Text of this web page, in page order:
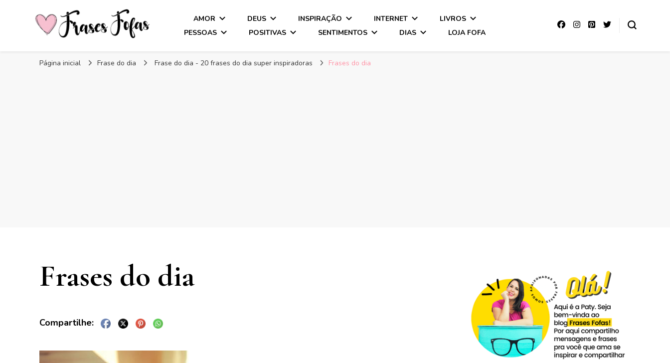
Frases Fofas
AMOR DEUS INSPIRAÇÃO INTERNET
LIVROS
PESSOAS
POSITIVAS SENTIMENTOS DIAS LOJA FOFA
Página inicial Frase do dia Frase do dia - 20 frases do dia super inspiradoras Frases do dia
Frases do dia